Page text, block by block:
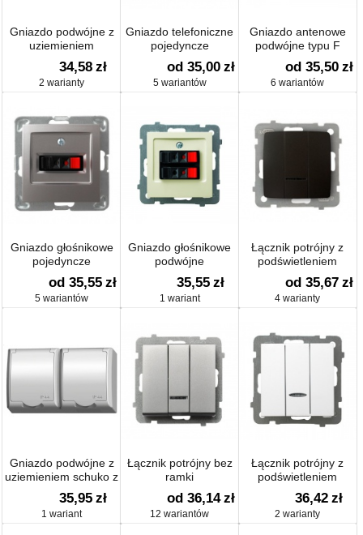
Gniazdo podwójne z
uziemieniem
34,58 zł
2 warianty
Gniazdo telefoniczne
pojedyncze
od 35,00 zł
5 wariantów
Gniazdo antenowe
podwójne typu F
od 35,50 zł
6 wariantów
Gniazdo głośnikowe
pojedyncze
od 35,55 zł
5 wariantów
Gniazdo głośnikowe
podwójne
35,55 zł
1 wariant
Łącznik potrójny z
podświetleniem
od 35,67 zł
4 warianty
Gniazdo podwójne z
uziemieniem schuko z
przesłonami
35,95 zł
1 wariant
Łącznik potrójny bez
ramki
od 36,14 zł
12 wariantów
Łącznik potrójny z
podświetleniem
pomara
36,42 zł
2 warianty